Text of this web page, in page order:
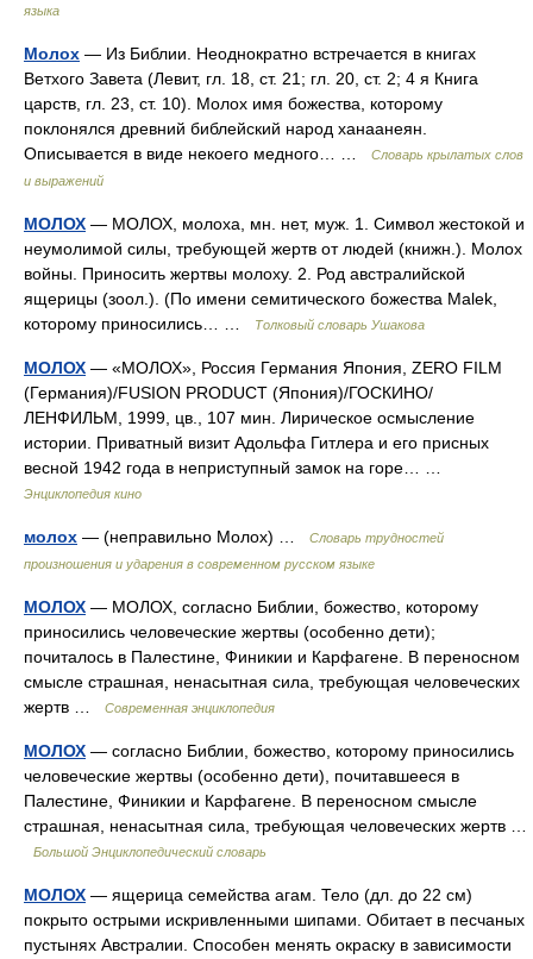
языка
Молох — Из Библии. Неоднократно встречается в книгах
Ветхого Завета (Левит, гл. 18, ст. 21; гл. 20, ст. 2; 4 я Книга
царств, гл. 23, ст. 10). Молох имя божества, которому
поклонялся древний библейский народ ханаанеян.
Описывается в виде некоего медного… …
Словарь крылатых слов
и выражений
МОЛОХ — МОЛОХ, молоха, мн. нет, муж. 1. Символ жестокой и
неумолимой силы, требующей жертв от людей (книжн.). Молох
войны. Приносить жертвы молоху. 2. Род австралийской
ящерицы (зоол.). (По имени семитического божества Malek,
которому приносились… …
Толковый словарь Ушакова
МОЛОХ — «МОЛОХ», Россия Германия Япония, ZERO FILM
(Германия)/FUSION PRODUCT (Япония)/ГОСКИНО/
ЛЕНФИЛЬМ, 1999, цв., 107 мин. Лирическое осмысление
истории. Приватный визит Адольфа Гитлера и его присных
весной 1942 года в неприступный замок на горе… …
Энциклопедия кино
молох — (неправильно Молох) …
Словарь трудностей
произношения и ударения в современном русском языке
МОЛОХ — МОЛОХ, согласно Библии, божество, которому
приносились человеческие жертвы (особенно дети);
почиталось в Палестине, Финикии и Карфагене. В переносном
смысле страшная, ненасытная сила, требующая человеческих
жертв …
Современная энциклопедия
МОЛОХ — согласно Библии, божество, которому приносились
человеческие жертвы (особенно дети), почитавшееся в
Палестине, Финикии и Карфагене. В переносном смысле
страшная, ненасытная сила, требующая человеческих жертв …
Большой Энциклопедический словарь
МОЛОХ — ящерица семейства агам. Тело (дл. до 22 см)
покрыто острыми искривленными шипами. Обитает в песчаных
пустынях Австралии. Способен менять окраску в зависимости